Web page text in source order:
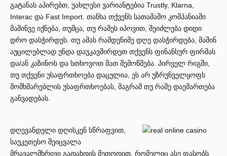
გატანას აპირებთ, უახლესი ვარიანტებია Trustly, Klarna,
Interac და Fast Import. თანხა თქვენს სათამაშო კომპანიაში
მაშინვე იქნება, თუმცა, თუ რამეს იპოვით, შეიძლება დიდი
დრო დასჭირდეს. თუ ამას რამდენიმე დღე დასჭირდება, მაშინ
აუცილებლად უნდა დაუკავშირდეთ თქვენს ფინანსურ ფირმას
და/ან კაზინოს და სთხოვოთ მათ შემოწმება. პირველ რიგში,
თუ თქვენი უსაფრთხოება დაცულია, ეს არ უზრუნველყოფს
მომხმარებლის უსაფრთხოებას, მაგრამ თუ რამე დაემართება
განვადებას.
დღევანდელი დღისკენ სწრაფვით,
საუკეთესო შეიცვალა
მრავალმხრივი გადახდის მეთოდით, რომელიც ასე ფასობს